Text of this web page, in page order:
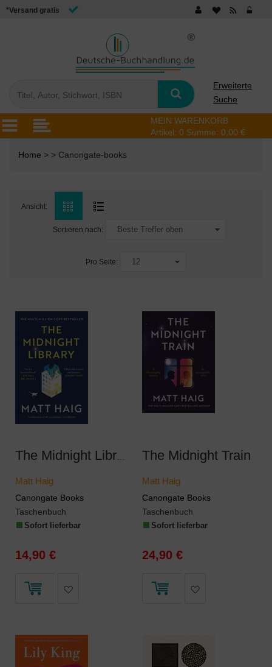
*Versand gratis
Erweiterte
Suche
MEIN WARENKORB
Artikel: 0 Summe: 0,00 €
Home > > Canongate-books
Ansicht:
Sortieren nach:
Pro Seite:
Matt Haig
Canongate Books
Taschenbuch
Sofort lieferbar
14,90 €
The Midnight Train
Matt Haig
Canongate Books
Taschenbuch
Sofort lieferbar
24,90 €